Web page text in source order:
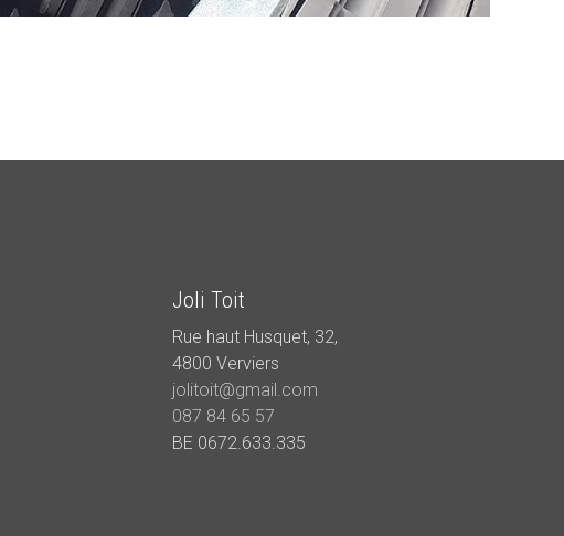
Joli Toit
Rue haut Husquet, 32,
4800 Verviers
jolitoit@gmail.com
087 84 65 57
BE 0672.633.335